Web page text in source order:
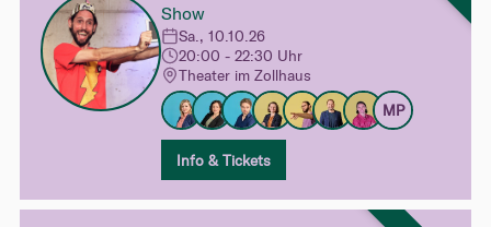
Show
Sa., 10.10.26
20:00 - 22:30 Uhr
Theater im Zollhaus
MP
Info & Tickets